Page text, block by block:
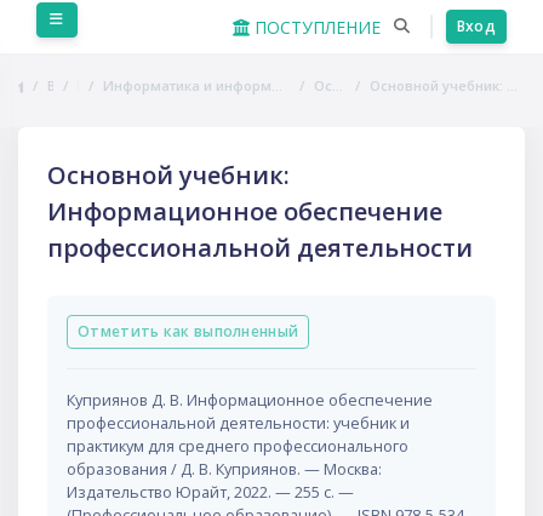
Перейти к основному содержанию
ПОСТУПЛЕНИЕ Вход
В начало Курсы Информатика и информационно-коммуникационные технологии в профессиональной деятельности Основная литература Основной учебник: Информационное обеспечение профессиональной деятельности
Основной учебник:
Информационное обеспечение
профессиональной деятельности
Отметить как выполненный
Куприянов Д. В. Информационное обеспечение
профессиональной деятельности: учебник и
практикум для среднего профессионального
образования / Д. В. Куприянов. — Москва:
Издательство Юрайт, 2022. — 255 с. —